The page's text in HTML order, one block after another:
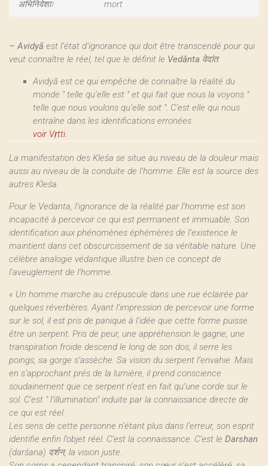
अभिनिवेशाः
mort
– Avidyā est l’état d’ignorance qui doit être transcendé pour qui
veut connaître le réel, tel que le définit le Vedānta वेदांत.
Avidyā est ce qui empêche de connaître la réalité du
monde " telle qu’elle est " et qui fait que nous la voyons "
telle que nous voulons qu’elle soit ". C’est elle qui nous
entraîne dans les identifications erronées.
voir Vṛtti.
La manifestation des Kleśa se situe au niveau de la douleur mais
aussi au niveau de la conduite de l’homme. Elle est la source des
autres Kleśa.
Pour le Vedanta, l’ignorance de la réalité par l’homme est son
incapacité à percevoir ce qui est permanent et immuable. Son
identification aux phénomènes éphémères de l’existence le
maintient dans cet obscurcissement de sa véritable nature. Une
célèbre analogie védantique illustre bien ce concept de
l’aveuglement de l’homme.
« Un homme marche au crépuscule dans une rue éclairée par
quelques réverbères. Ayant l’impression de percevoir une forme
sur le sol, il est pris de panique à l’idée que cette forme puisse
être un serpent. Pris de peur, une appréhension le gagne, une
transpiration froide descend le long de son dos, il serre les
poings, sa gorge s’assèche. Sa vision du serpent l’envahie. Mais
en s’approchant prés de la lumière, il prend conscience
soudainement que ce serpent n’est en fait qu’une corde sur le
sol. C’est " l’illumination" induite par la connaissance directe de
ce qui est réel.
Les sens de cette personne n’étant plus dans l’erreur, son esprit
identifie enfin l’objet réel. C’est la connaissance. C’est le Darshan
(darśana) दर्शन, la vision juste.